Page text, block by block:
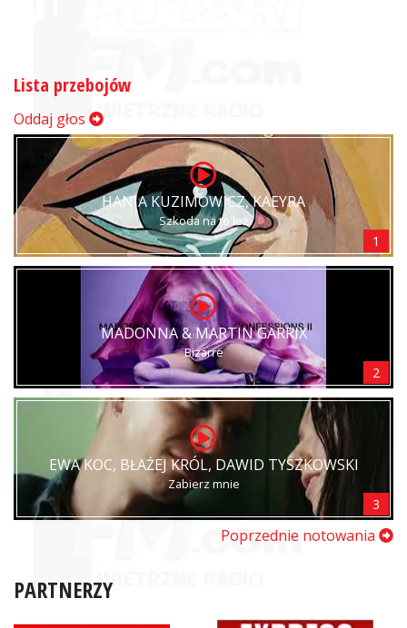
Lista przebojów
Oddaj głos
HANIA KUZIMOWICZ, KAEYRA
Szkoda na to łez
1
MADONNA & MARTIN GARRIX
Bizarre
2
EWA KOC, BŁAŻEJ KRÓL, DAWID TYSZKOWSKI
Zabierz mnie
3
Poprzednie notowania
PARTNERZY